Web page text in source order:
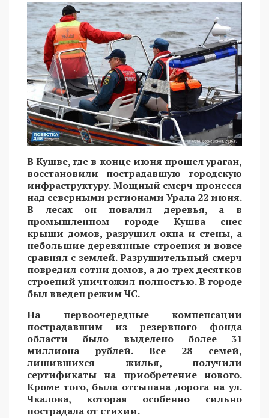
В Кушве, где в конце июня прошел ураган,
восстановили пострадавшую городскую
инфраструктуру. Мощный смерч пронесся
над северными регионами Урала 22 июня.
В лесах он повалил деревья, а в
промышленном городе Кушва снес
крыши домов, разрушил окна и стены, а
небольшие деревянные строения и вовсе
сравнял с землей. Разрушительный смерч
повредил сотни домов, а до трех десятков
строений уничтожил полностью. В городе
был введен режим ЧС.
На первоочередные компенсации
пострадавшим из резервного фонда
области было выделено более 31
миллиона рублей. Все 28 семей,
лишившихся жилья, получили
сертификаты на приобретение нового.
Кроме того, была отсыпана дорога на ул.
Чкалова, которая особенно сильно
пострадала от стихии.